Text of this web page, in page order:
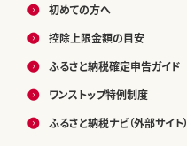
初めての方へ
控除上限金額の目安
ふるさと納税確定申告ガイド
ワンストップ特例制度
ふるさと納税ナビ（外部サイト）